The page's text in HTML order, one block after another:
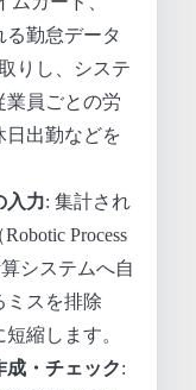
勤怠データ
りし、システ
業員ごとの労
日出勤などを
入力: 集計され
Process
システムへ自
ミスを排除
縮します。
・チェック: